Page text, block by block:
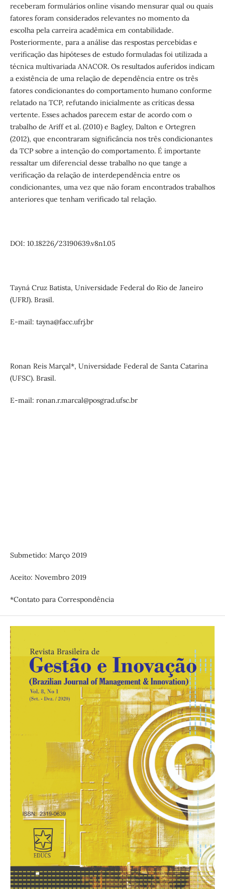
receberam formulários online visando mensurar qual ou quais
fatores foram considerados relevantes no momento da
escolha pela carreira acadêmica em contabilidade.
Posteriormente, para a análise das respostas percebidas e
verificação das hipóteses de estudo formuladas foi utilizada a
técnica multivariada ANACOR. Os resultados auferidos indicam
a existência de uma relação de dependência entre os três
fatores condicionantes do comportamento humano conforme
relatado na TCP, refutando inicialmente as críticas dessa
vertente. Esses achados parecem estar de acordo com o
trabalho de Ariff et al. (2010) e Bagley, Dalton e Ortegren
(2012), que encontraram significância nos três condicionantes
da TCP sobre a intenção do comportamento. É importante
ressaltar um diferencial desse trabalho no que tange a
verificação da relação de interdependência entre os
condicionantes, uma vez que não foram encontrados trabalhos
anteriores que tenham verificado tal relação.
DOI: 10.18226/23190639.v8n1.05
Tayná Cruz Batista, Universidade Federal do Rio de Janeiro
(UFRJ). Brasil.
E-mail: tayna@facc.ufrj.br
Ronan Reis Marçal*, Universidade Federal de Santa Catarina
(UFSC). Brasil.
E-mail: ronan.r.marcal@posgrad.ufsc.br
Submetido: Março 2019
Aceito: Novembro 2019
*Contato para Correspondência